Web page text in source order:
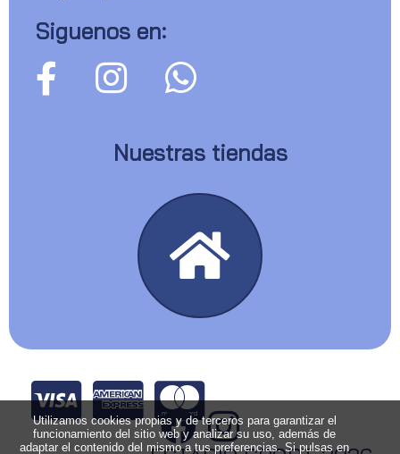
Siguenos en:
Nuestras tiendas
Utilizamos cookies propias y de terceros para garantizar el
funcionamiento del sitio web y analizar su uso, además de
adaptar el contenido del mismo a tus preferencias. Si pulsas en